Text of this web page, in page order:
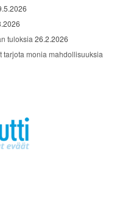
tuloksia 26.2.2026
tarjota monia mahdollisuuksia